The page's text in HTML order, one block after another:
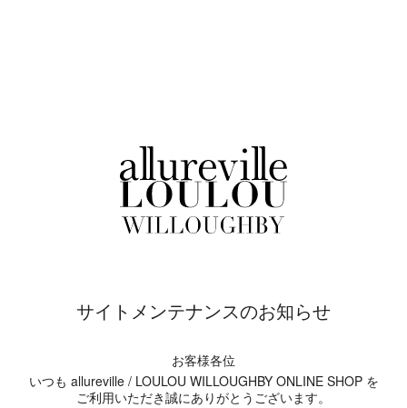
サイトメンテナンスのお知らせ
お客様各位
いつも allureville / LOULOU WILLOUGHBY ONLINE SHOP を
ご利用いただき誠にありがとうございます。